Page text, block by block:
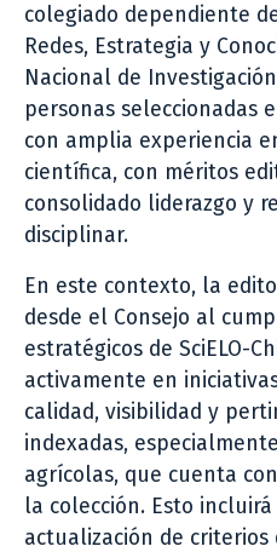
colegiado dependiente
Redes, Estrategia y
Nacional de
personas seleccionadas
con amplia experiencia
científica, con méritos
consolidado liderazgo y
disciplinar.
En este contexto, la
desde el Consejo al
estratégicos de SciELO-
activamente en
calidad, visibilidad y
indexadas,
agrícolas, que cuenta
la colección. Esto
actualización de criterios